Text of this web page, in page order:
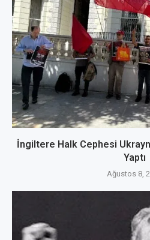
İngiltere Halk Cephesi
Yaptı
Ağustos 8,